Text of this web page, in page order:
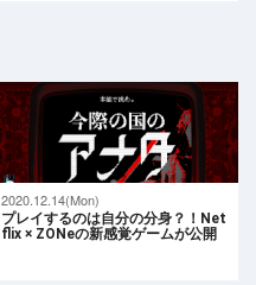
2020.12.14(Mon)
プレイするのは自分の分身？！Net
flix × ZONeの新感覚ゲームが公開